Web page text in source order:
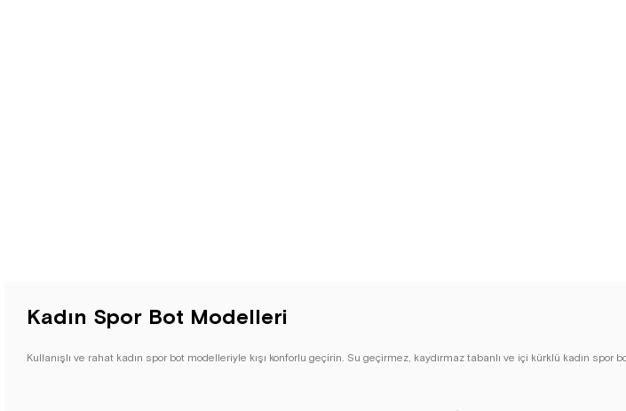
Kadın Spor Bot Modelleri
Kullanışlı ve rahat kadın spor bot modelleriyle kışı konforlu geçirin. Su geçirmez, kaydırmaz tabanlı ve içi kürklü kadın